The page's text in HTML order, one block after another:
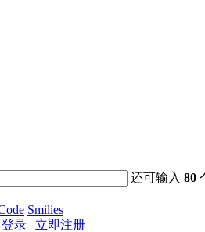
还可输入80
Smilies
登录 | 立即注册